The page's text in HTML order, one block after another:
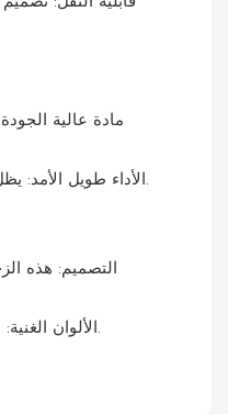
2. الأداء طويل الأمد: يظل مظهر زجاجة المياه في حالة جيدة حتى بعد الاستخدام لفترة طويلة.
2. الألوان الغنية: استخدم مجموعات الألوان العصرية لتعزيز التأثير البصري لكأس الماء.